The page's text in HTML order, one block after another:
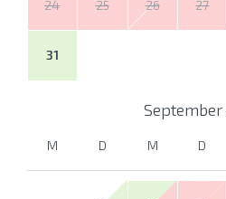
24 25 26 27
31
September
M D M D